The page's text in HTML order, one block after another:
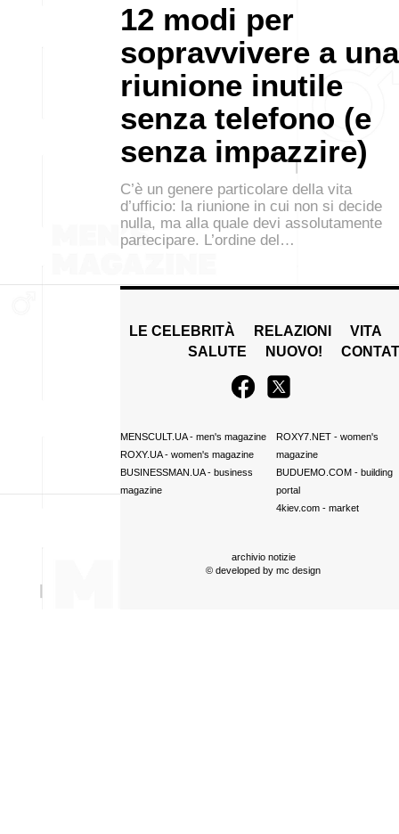
12 modi per
sopravvivere a una
riunione inutile
senza telefono (e
senza impazzire)
C’è un genere particolare della vita
d’ufficio: la riunione in cui non si decide
nulla, ma alla quale devi assolutamente
partecipare. L’ordine del…
LE CELEBRITÀ RELAZIONI
VITA
SALUTE
NUOVO!
MENSCULT.UA- men's magazine
ROXY.UA- women's magazine
BUSINESSMAN.UA- business
magazine
ROXY7.NET- women's
magazine
BUDUEMO.COM- building
portal
4kiev.com- market
archivio notizie
© developed by mc design